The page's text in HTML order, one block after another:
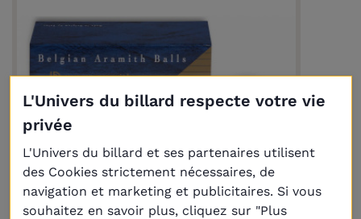
L'Univers du billard respecte votre vie
privée
L'Univers du billard et ses partenaires utilisent
des Cookies strictement nécessaires, de
navigation et marketing et publicitaires. Si vous
souhaitez en savoir plus, cliquez sur "Plus